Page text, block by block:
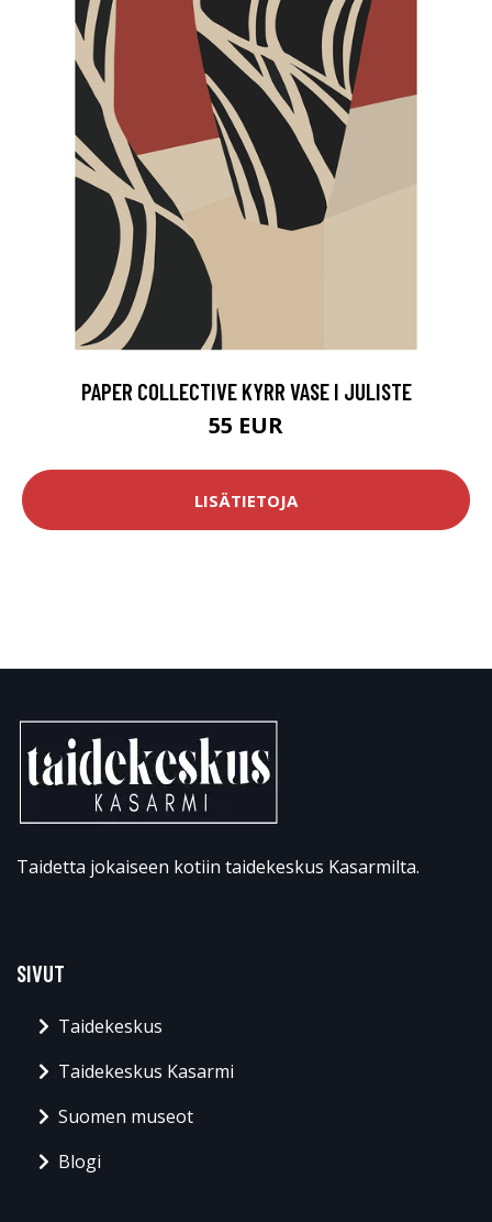
PAPER COLLECTIVE KYRR VASE I JULISTE
55 EUR
LISÄTIETOJA
Taidetta jokaiseen kotiin taidekeskus Kasarmilta.
SIVUT
Taidekeskus
Taidekeskus Kasarmi
Suomen museot
Blogi